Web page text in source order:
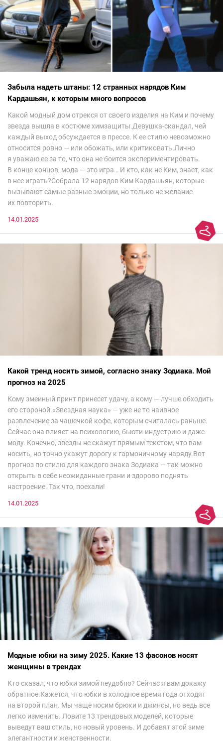
Забыла надеть штаны: 12 странных нарядов Ким
Кардашьян, к которым много вопросов
Какой модный дом отрекся от своего изделия на Ким и почему
звезда вышла в костюме химзащиты.Девушка-скандал, чей
каждый выход обсуждается в прессе. К ее стилю невозможно
относится ровно — или обожать, или критиковать.Лично
я уважаю ее за то, что она не боится экспериментировать.
В конце концов, мода — это игра… И кто, как не Ким, знает, как
в нее играть?Собрала 12 нарядов Ким Кардашьян, которые
вызывают самые разные эмоции, но только не желание
их повторить.
14.01.2025
Какой тренд носить зимой, согласно знаку Зодиака. Мой
прогноз на 2025
Кому змеиный принт принесет удачу, а кому — лучше обходить
его стороной.«Звездная наука» — уже не то наивное
развлечение за чашечкой кофе, которым считалась раньше.
Сейчас она влияет на психологию, бьюти-индустрию и даже
моду. Конечно, звезды не скажут прямым текстом, что вам
носить, но точно укажут дорогу к гармоничному наряду.Вот
прогноз по стилю для каждого знака Зодиака — так можно
открыть в себе неожиданные грани и здорово поднять
настроение. Так что, поехали!
14.01.2025
Модные юбки на зиму 2025. Какие 13 фасонов носят
женщины в трендах
Кто сказал, что юбки зимой неудобно? Сейчас я вам докажу
обратное.Кажется, что юбки в холодное время года отходят
на второй план. Мы чаще носим брюки и джинсы, но ведь все
легко изменить. Ловите 13 трендовых моделей, которые
выведут ваш стиль, но новый уровень. И добавят этой зиме
элегантности и женственности.